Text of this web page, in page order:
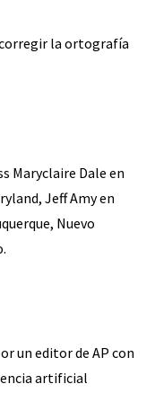
la ortografía
Maryclaire Dale en
Jeff Amy en
Nuevo
un editor de AP con
artificial